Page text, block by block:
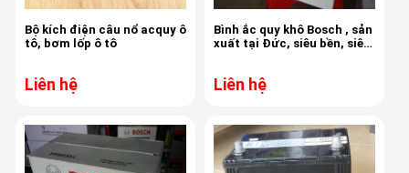
Bộ kích điện câu nổ acquy ô
tô, bơm lốp ô tô
Liên hệ
Bình ắc quy khô Bosch , sản
xuất tại Đức, siêu bền, siêu
Liên hệ